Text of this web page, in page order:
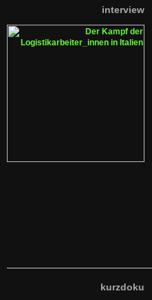
interview
kurzdoku